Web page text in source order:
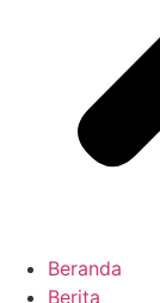
Beranda
Berita